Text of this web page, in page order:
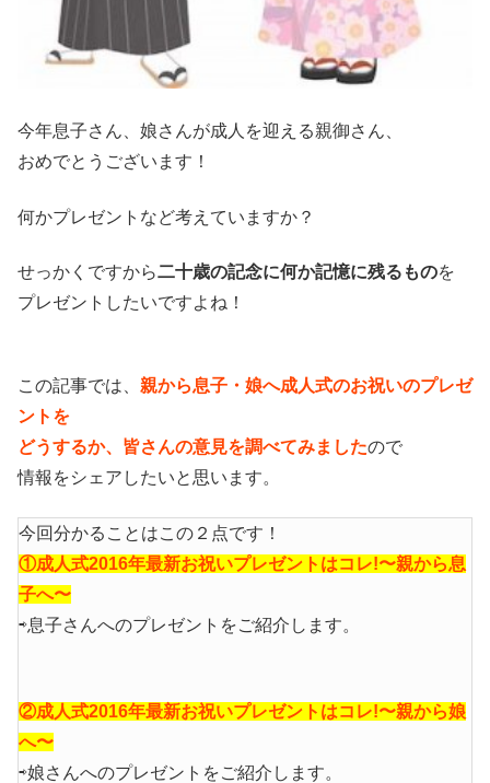
今年息子さん、娘さんが成人を迎える親御さん、
おめでとうございます！
何かプレゼントなど考えていますか？
せっかくですから二十歳の記念に何か記憶に残るものを
プレゼントしたいですよね！
この記事では、 親から息子・娘へ成人式のお祝いのプレゼ
ントを
どうするか、皆さんの意見を調べてみましたので
情報をシェアしたいと思います。
今回分かることはこの２点です！
①成人式2016年最新お祝いプレゼントはコレ!〜親から息
子へ〜
⇨息子さんへのプレゼントをご紹介します。
②成人式2016年最新お祝いプレゼントはコレ!〜親から娘
へ〜
⇨娘さんへのプレゼントをご紹介します。